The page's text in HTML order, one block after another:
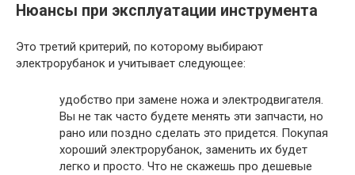
Нюансы при эксплуатации инструмента
Это третий критерий, по которому выбирают
электрорубанок и учитывает следующее:
удобство при замене ножа и электродвигателя.
Вы не так часто будете менять эти запчасти, но
рано или поздно сделать это придется. Покупая
хороший электрорубанок, заменить их будет
легко и просто. Что не скажешь про дешевые